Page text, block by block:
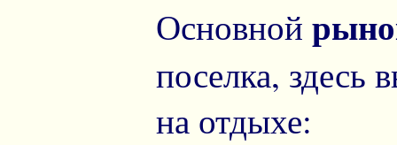
Основной
поселка, здесь
на отдыхе: